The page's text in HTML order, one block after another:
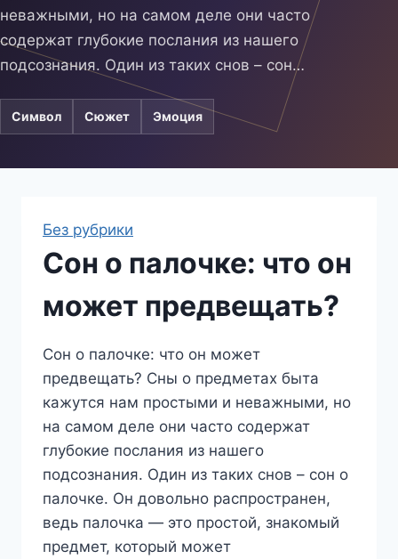
неважными, но на самом деле они часто
содержат глубокие послания из нашего
подсознания. Один из таких снов – сон…
Символ Сюжет Эмоция
Без рубрики
Сон о палочке: что он
может предвещать?
Сон о палочке: что он может
предвещать? Сны о предметах быта
кажутся нам простыми и неважными, но
на самом деле они часто содержат
глубокие послания из нашего
подсознания. Один из таких снов – сон о
палочке. Он довольно распространен,
ведь палочка — это простой, знакомый
предмет, который может